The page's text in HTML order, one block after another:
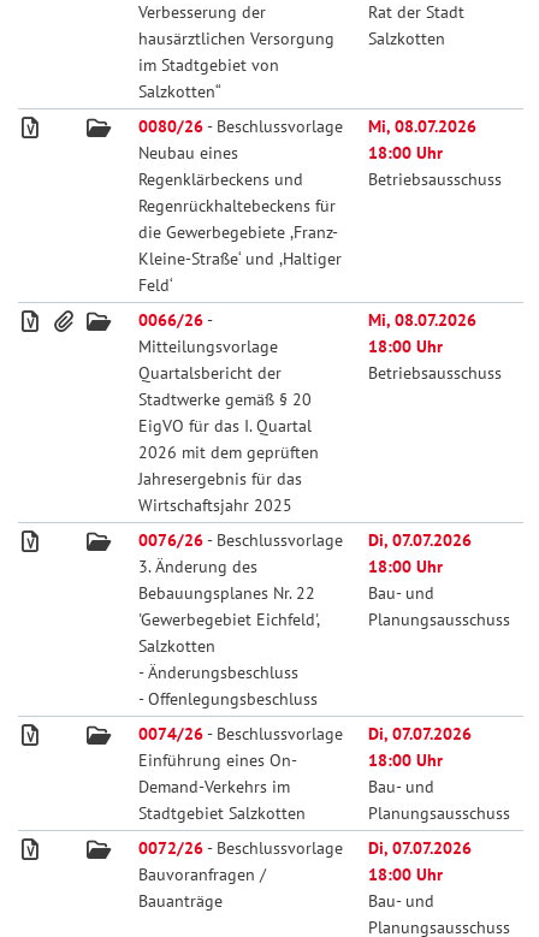
Verbesserung der
hausärztlichen Versorgung
im Stadtgebiet von
Salzkotten“
Rat der Stadt
Salzkotten
0080/26- Beschlussvorlage
Neubau eines
Regenklärbeckens und
Regenrückhaltebeckens für
die Gewerbegebiete ,Franz-
Kleine-Straße‘ und ,Haltiger
Feld‘
Mi, 08.07.2026
18:00 Uhr
Betriebsausschuss
0066/26-
Mitteilungsvorlage
Quartalsbericht der
Stadtwerke gemäß § 20
EigVO für das I. Quartal
2026 mit dem geprüften
Jahresergebnis für das
Wirtschaftsjahr 2025
Mi, 08.07.2026
18:00 Uhr
Betriebsausschuss
0076/26- Beschlussvorlage
3. Änderung des
Bebauungsplanes Nr. 22
'Gewerbegebiet Eichfeld',
Salzkotten
- Änderungsbeschluss
- Offenlegungsbeschluss
Di, 07.07.2026
18:00 Uhr
Bau- und
Planungsausschuss
0074/26- Beschlussvorlage
Einführung eines On-
Demand-Verkehrs im
Stadtgebiet Salzkotten
Di, 07.07.2026
18:00 Uhr
Bau- und
Planungsausschuss
0072/26- Beschlussvorlage
Bauvoranfragen /
Bauanträge
Di, 07.07.2026
18:00 Uhr
Bau- und
Planungsausschuss